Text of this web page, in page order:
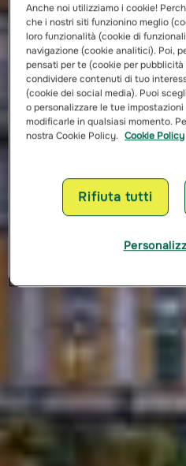
Anche noi utilizziamo i cookie!
che i nostri siti funzionino meglio
loro funzionalità (cookie di
navigazione (cookie analitici). Poi,
pensati per te (cookie per
condividere contenuti di tuo
(cookie dei social media). Puoi
o personalizzare le tue
modificarle in qualsiasi momento.
nostra Cookie Policy. Cookie Policy
Rifiuta tutti